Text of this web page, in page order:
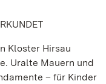
Kloster Hirsau
Uralte Mauern und
– für Kinder